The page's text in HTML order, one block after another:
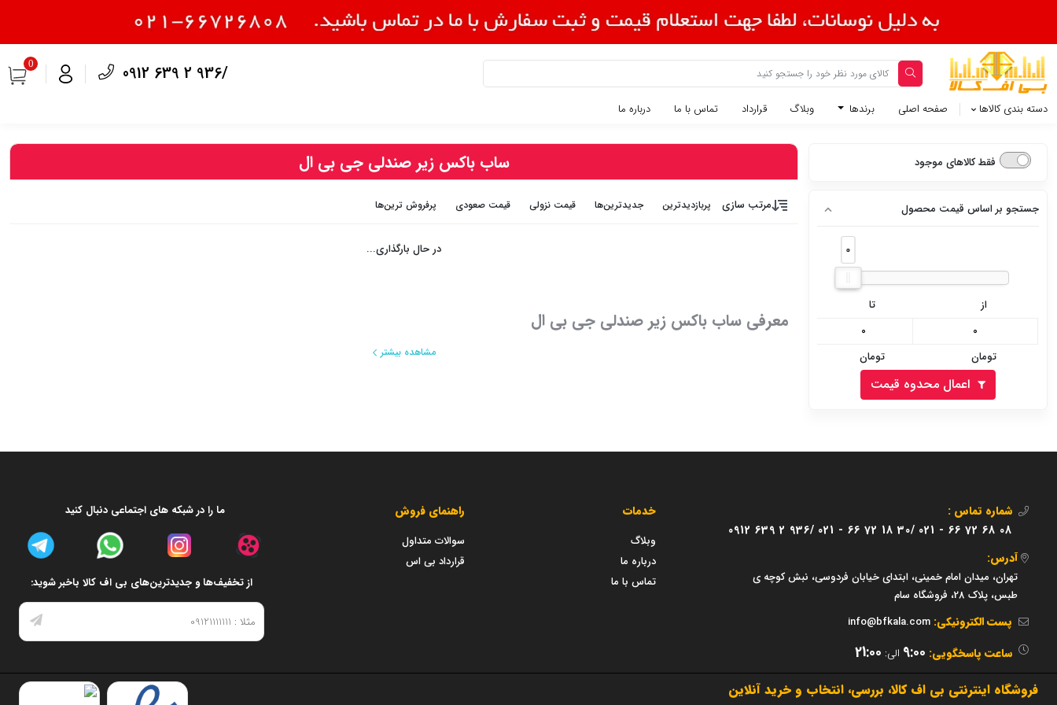
0912 639 2 936/
0
دسته بندی کالاها صفحه اصلی برندها وبلاگ قرارداد تماس با ما درباره ما
فقط کالاهای موجود
جستجو بر اساس قیمت محصول
0
0
از
تومان
تا
تومان
اعمال محدوه قیمت
ساب باکس زیر صندلی جی بی ال
مرتب سازی پربازديدترين جديدترين‌ها قيمت نزولی قيمت صعودی پرفروش ترین‌ها
در حال بارگذاری...
معرفی ساب باکس زیر صندلی جی بی ال
مشاهده بیشتر
شماره تماس :
021 - 66 72 68 08
021 - 66 72 18 30/
0912 639 2 936/
آدرس:
تهران، میدان امام خمینی، ابتدای خیابان فردوسی، نبش کوچه ی
طبس، پلاک 28، فروشگاه سام
پست الکترونیکی: info@bfkala.com
ساعت پاسخگویی: 9:00 الی: 21:00
خدمات
وبلاگ
درباره ما
تماس با ما
راهنمای فروش
سوالات متداول
قرارداد بی اس
ما را در شبکه های اجتماعی دنبال کنید
از تخفیف‌ها و جدیدترین‌های بی اف کالا باخبر شوید:
فروشگاه اینترنتی بی اف کالا، بررسی، انتخاب و خرید آنلاین